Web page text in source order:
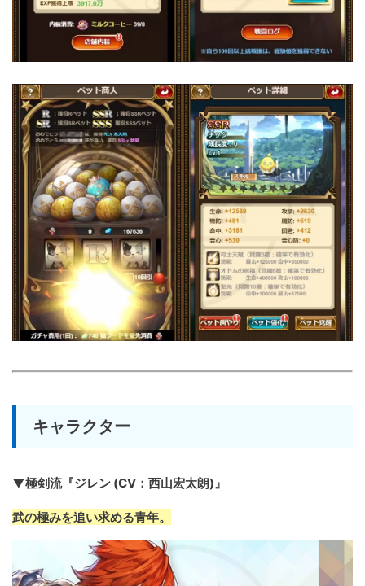
キャラクター
▼極剣流『ジレン (CV：西山宏太朗)』
武の極みを追い求める青年。